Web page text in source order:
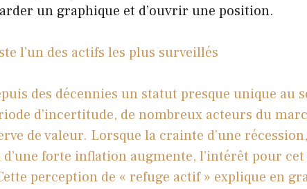
un graphique et d’ouvrir une position.
l’un des actifs les plus surveillés
des décennies un statut presque unique au
d’incertitude, de nombreux acteurs du
de valeur. Lorsque la crainte d’une
d’une forte inflation augmente, l’intérêt pour
perception de « refuge actif » explique en